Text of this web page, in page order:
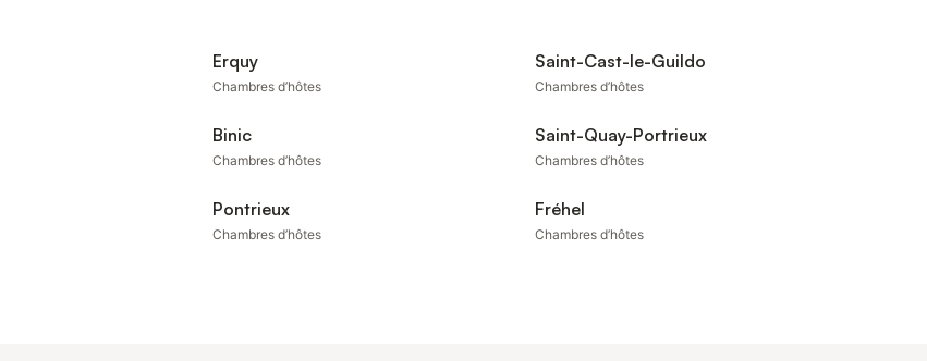
Erquy
Chambres d’hôtes
Saint-Cast-le-Guildo
Chambres d’hôtes
Binic
Chambres d’hôtes
Saint-Quay-Portrieux
Chambres d’hôtes
Pontrieux
Chambres d’hôtes
Fréhel
Chambres d’hôtes